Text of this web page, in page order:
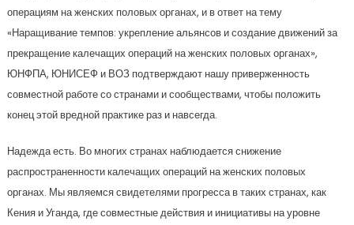
операциям на женских половых органах, и в ответ на тему
«Наращивание темпов: укрепление альянсов и создание движений за
прекращение калечащих операций на женских половых органах»,
ЮНФПА, ЮНИСЕФ и ВОЗ подтверждают нашу приверженность
совместной работе со странами и сообществами, чтобы положить
конец этой вредной практике раз и навсегда.
Надежда есть. Во многих странах наблюдается снижение
распространенности калечащих операций на женских половых
органах. Мы являемся свидетелями прогресса в таких странах, как
Кения и Уганда, где совместные действия и инициативы на уровне